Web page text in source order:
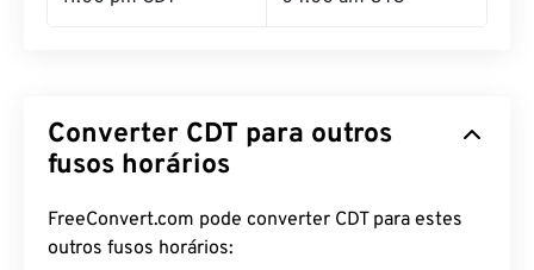
Converter CDT para outros
fusos horários
FreeConvert.com pode converter CDT para estes
outros fusos horários: